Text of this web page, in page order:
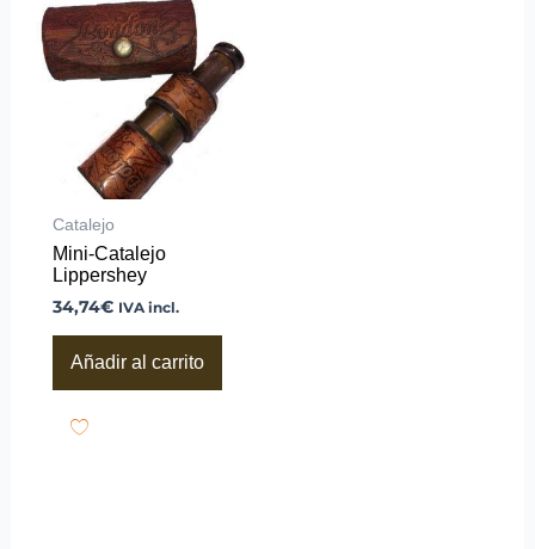
Catalejo
Mini-Catalejo
Lippershey
34,74€ IVA incl.
Añadir al carrito